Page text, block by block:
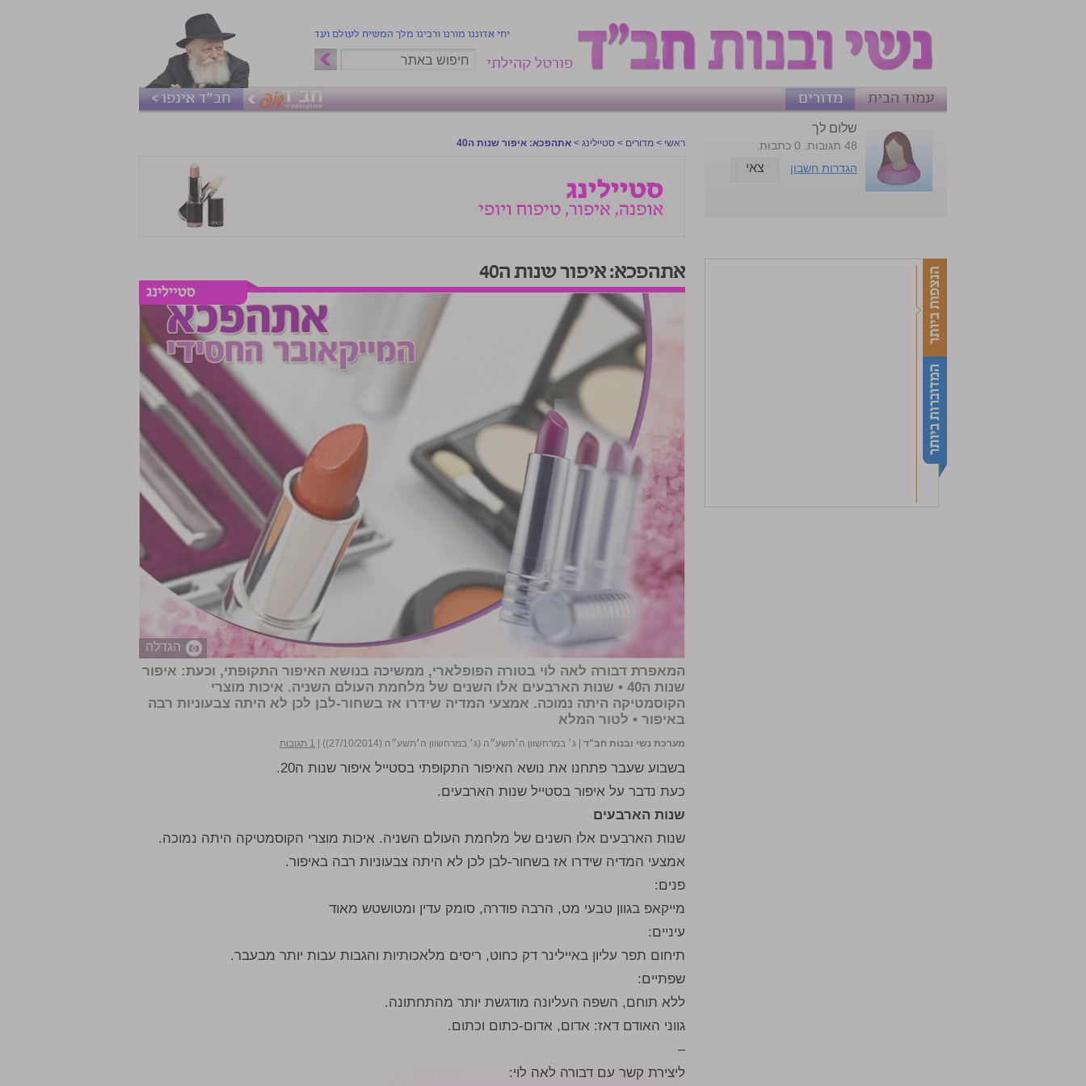
יחי אדוננו מורנו ורבינו מלך המשיח לעולם ועד
פורטל קהילתי
עמוד הבית
מדורים חב"ד אינפו >
ראשי > מדורים > סטיילינג > אתהפכא: איפור שנות ה40
אתהפכא: איפור שנות ה40
הגדלה
המאפרת דבורה לאה לוי בטורה הפופלארי, ממשיכה בנושא האיפור התקופתי, וכעת: איפור
שנות ה40 • שנות הארבעים אלו השנים של מלחמת העולם השניה. איכות מוצרי
הקוסמטיקה היתה נמוכה. אמצעי המדיה שידרו אז בשחור-לבן לכן לא היתה צבעוניות רבה
באיפור • לטור המלא
מערכת נשי ובנות חב"ד ג׳ במרחשוון ה׳תשע״ה (ג׳ במרחשוון ה׳תשע״ה (27/10/2014)) 1 תגובות
בשבוע שעבר פתחנו את נושא האיפור התקופתי בסטייל איפור שנות ה20.
כעת נדבר על איפור בסטייל שנות הארבעים.
שנות הארבעים
שנות הארבעים אלו השנים של מלחמת העולם השניה. איכות מוצרי הקוסמטיקה היתה נמוכה.
אמצעי המדיה שידרו אז בשחור-לבן לכן לא היתה צבעוניות רבה באיפור.
פנים:
מייקאפ בגוון טבעי מט, הרבה פודרה, סומק עדין ומטושטש מאוד
עיניים:
תיחום תפר עליון באיילינר דק כחוט, ריסים מלאכותיות והגבות עבות יותר מבעבר.
שפתיים:
ללא תוחם, השפה העליונה מודגשת יותר מהתחתונה.
גווני האודם דאז: אדום, אדום-כתום וכתום.
–
ליצירת קשר עם דבורה לאה לוי:
שלום לך
48 תגובות. 0 כתבות.
הגדרות חשבון
צאי